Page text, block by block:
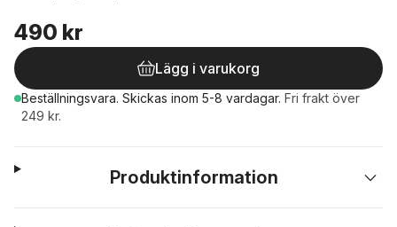
490 kr
Lägg i varukorg
Beställningsvara. Skickas inom 5-8 vardagar. Fri frakt över
249 kr.
Produktinformation